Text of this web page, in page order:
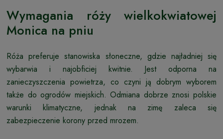
Wymagania róży wielkokwiatowej
Monica na pniu
Róża preferuje stanowiska słoneczne, gdzie najładniej się
wybarwia i najobficiej kwitnie. Jest odporna na
zanieczyszczenia powietrza, co czyni ją dobrym wyborem
także do ogrodów miejskich. Odmiana dobrze znosi polskie
warunki klimatyczne, jednak na zimę zaleca się
zabezpieczenie korony przed mrozem.